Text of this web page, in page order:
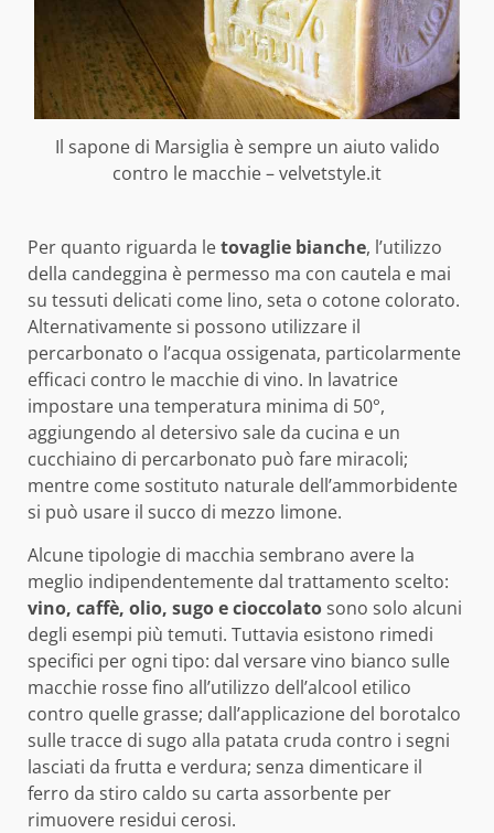
Il sapone di Marsiglia è sempre un aiuto valido
contro le macchie – velvetstyle.it
Per quanto riguarda letovaglie bianche, l’utilizzo
della candeggina è permesso ma con cautela e mai
su tessuti delicati come lino, seta o cotone colorato.
Alternativamente si possono utilizzare il
percarbonato o l’acqua ossigenata, particolarmente
efficaci contro le macchie di vino. In lavatrice
impostare una temperatura minima di 50°,
aggiungendo al detersivo sale da cucina e un
cucchiaino di percarbonato può fare miracoli;
mentre come sostituto naturale dell’ammorbidente
si può usare il succo di mezzo limone.
Alcune tipologie di macchia sembrano avere la
meglio indipendentemente dal trattamento scelto:
vino, caffè, olio, sugo e cioccolatosono solo alcuni
degli esempi più temuti. Tuttavia esistono rimedi
specifici per ogni tipo: dal versare vino bianco sulle
macchie rosse fino all’utilizzo dell’alcool etilico
contro quelle grasse; dall’applicazione del borotalco
sulle tracce di sugo alla patata cruda contro i segni
lasciati da frutta e verdura; senza dimenticare il
ferro da stiro caldo su carta assorbente per
rimuovere residui cerosi.